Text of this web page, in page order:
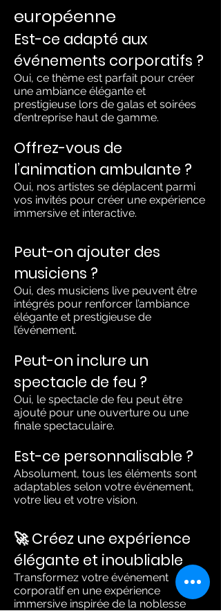
européenne
Est-ce adapté aux
événements corporatifs ?
Oui, ce thème est parfait pour créer
une ambiance élégante et
prestigieuse lors de galas et soirées
d’entreprise haut de gamme.
Offrez-vous de
l’animation ambulante ?
Oui, nos artistes se déplacent parmi
vos invités pour créer une expérience
immersive et interactive.
Peut-on ajouter des
musiciens ?
Oui, des musiciens live peuvent être
intégrés pour renforcer l’ambiance
élégante et prestigieuse de
l’événement.
Peut-on inclure un
spectacle de feu ?
Oui, le spectacle de feu peut être
ajouté pour une ouverture ou une
finale spectaculaire.
Est-ce personnalisable ?
Absolument, tous les éléments sont
adaptables selon votre événement,
votre lieu et votre vision.
🚀 Créez une expérience
élégante et inoubliable
Transformez votre événement
corporatif en une expérience
immersive inspirée de la noblesse